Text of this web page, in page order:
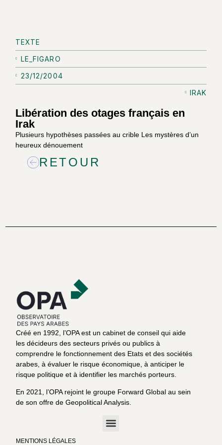
TEXTE
LE_FIGARO
23/12/2004
IRAK
Libération des otages français en
Irak
Plusieurs hypothèses passées au crible Les mystères d’un
heureux dénouement
RETOUR
Créé en 1992, l’OPA est un cabinet de conseil qui aide
les décideurs des secteurs privés ou publics à
comprendre le fonctionnement des Etats et des sociétés
arabes, à évaluer le risque économique, à anticiper le
risque politique et à identifier les marchés porteurs.
En 2021, l’OPA rejoint le groupe Forward Global au sein
de son offre de Geopolitical Analysis.
MENTIONS LÉGALES